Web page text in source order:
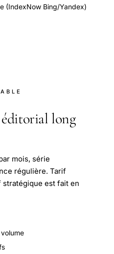
(IndexNow Bing/Yandex)
long
mois, série
régulière. Tarif
est fait en